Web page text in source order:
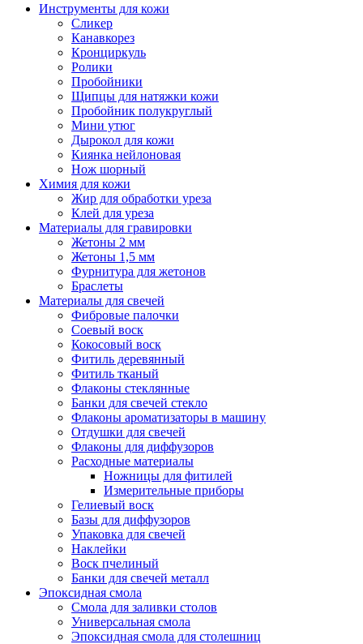
Инструменты для кожи
Сликер
Канавкорез
Кронциркуль
Ролики
Пробойники
Щипцы для натяжки кожи
Пробойник полукруглый
Мини утюг
Дырокол для кожи
Киянка нейлоновая
Нож шорный
Химия для кожи
Жир для обработки уреза
Клей для уреза
Материалы для гравировки
Жетоны 2 мм
Жетоны 1,5 мм
Фурнитура для жетонов
Браслеты
Материалы для свечей
Фибровые палочки
Соевый воск
Кокосовый воск
Фитиль деревянный
Фитиль тканый
Флаконы стеклянные
Банки для свечей стекло
Флаконы ароматизаторы в машину
Отдушки для свечей
Флаконы для диффузоров
Расходные материалы
Ножницы для фитилей
Измерительные приборы
Гелиевый воск
Базы для диффузоров
Упаковка для свечей
Наклейки
Воск пчелиный
Банки для свечей металл
Эпоксидная смола
Смола для заливки столов
Универсальная смола
Эпоксидная смола для столешниц